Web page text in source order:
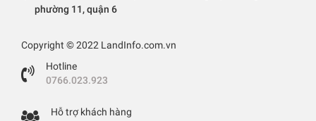
phường 11, quận 6
Copyright © 2022 LandInfo.com.vn
Hotline
0766.023.923
Hỗ trợ khách hàng